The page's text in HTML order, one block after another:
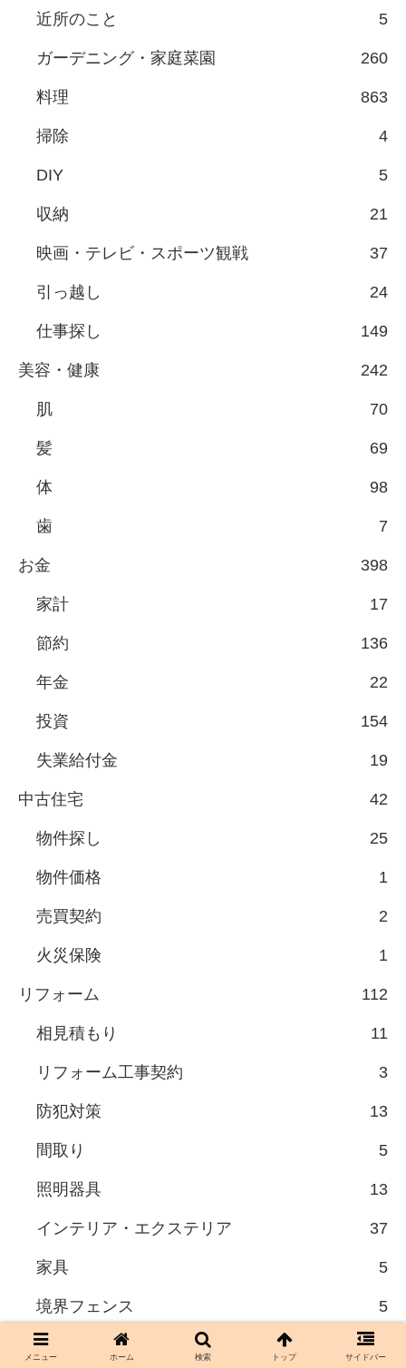
近所のこと 5
ガーデニング・家庭菜園 260
料理 863
掃除 4
DIY 5
収納 21
映画・テレビ・スポーツ観戦 37
引っ越し 24
仕事探し 149
美容・健康 242
肌 70
髪 69
体 98
歯 7
お金 398
家計 17
節約 136
年金 22
投資 154
失業給付金 19
中古住宅 42
物件探し 25
物件価格 1
売買契約 2
火災保険 1
リフォーム 112
相見積もり 11
リフォーム工事契約 3
防犯対策 13
間取り 5
照明器具 13
インテリア・エクステリア 37
家具 5
境界フェンス 5
メニュー ホーム 検索 トップ サイドバー